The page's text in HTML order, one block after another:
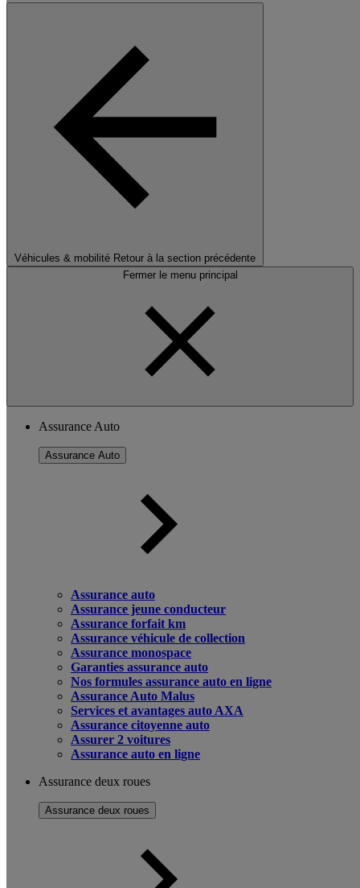
Véhicules & mobilité Retour à la section précédente
Fermer le menu principal
Assurance Auto
Assurance Auto
Assurance auto
Assurance jeune conducteur
Assurance forfait km
Assurance véhicule de collection
Assurance monospace
Garanties assurance auto
Nos formules assurance auto en ligne
Assurance Auto Malus
Services et avantages auto AXA
Assurance citoyenne auto
Assurer 2 voitures
Assurance auto en ligne
Assurance deux roues
Assurance deux roues